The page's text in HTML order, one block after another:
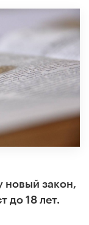
новый закон,
до 18 лет.